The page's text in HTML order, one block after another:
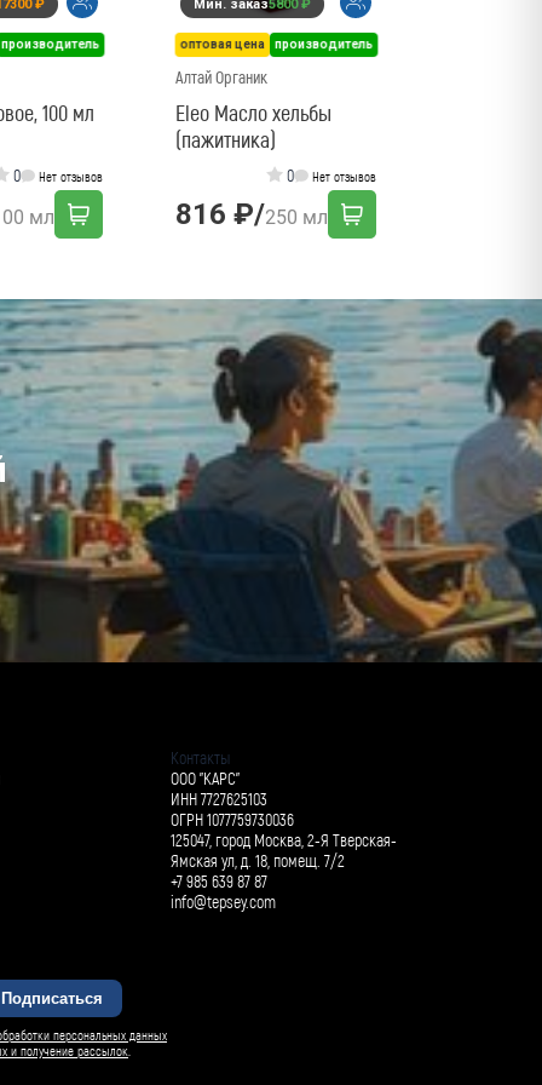
₽
производитель
100 мл
0 Нет отзывов
мл
Мин. заказ5800 ₽
оптовая цена производитель
Алтай Органик
Eleo Масло хельбы
(пажитника)
0 Нет отзывов
816 ₽/250 мл
Контакты
ООО "КАРС"
ИНН 7727625103
ОГРН 1077759730036
125047, город Москва, 2-Я Тверская-
Ямская ул, д. 18, помещ. 7/2
+7 985 639 87 87
info@tepsey.com
Подписаться
персональных данных
и получение рассылок